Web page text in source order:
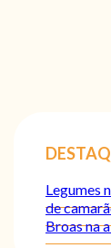
Legumes
de
Broas na